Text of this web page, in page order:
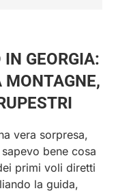
GEORGIA:
MONTAGNE,
vera sorpresa,
bene cosa
primi voli diretti
la guida,